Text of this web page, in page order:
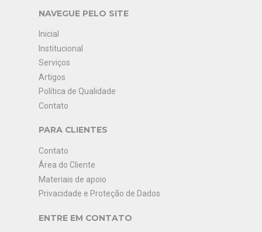
NAVEGUE PELO SITE
Inicial
Institucional
Serviços
Artigos
Política de Qualidade
Contato
PARA CLIENTES
Contato
Área do Cliente
Materiais de apoio
Privacidade e Proteção de Dados
ENTRE EM CONTATO